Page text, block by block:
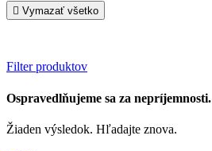
 Vymazať všetko
Filter produktov
Ospravedlňujeme sa za nepríjemnosti.
Žiaden výsledok. Hľadajte znova.